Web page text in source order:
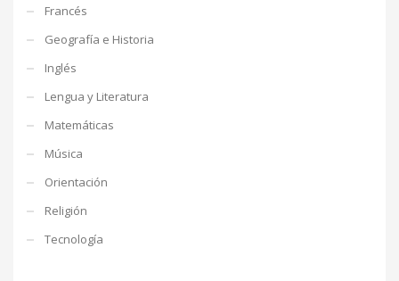
Francés
Geografía e Historia
Inglés
Lengua y Literatura
Matemáticas
Música
Orientación
Religión
Tecnología